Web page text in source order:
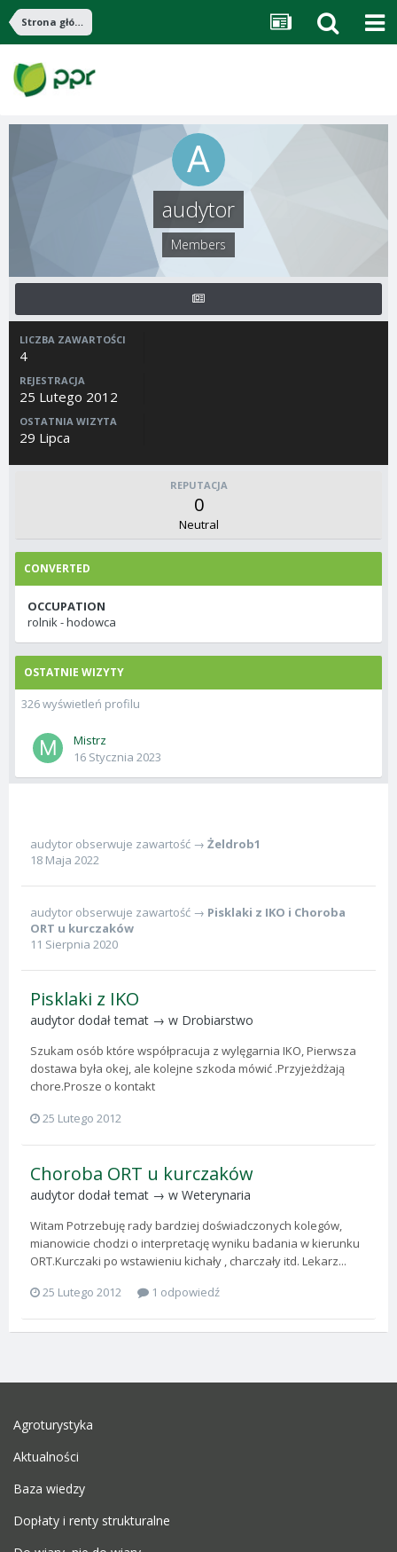
Strona główna
audytor
Members
LICZBA ZAWARTOŚCI
4
REJESTRACJA
25 Lutego 2012
OSTATNIA WIZYTA
29 Lipca
REPUTACJA
0
Neutral
CONVERTED
OCCUPATION
rolnik - hodowca
OSTATNIE WIZYTY
326 wyświetleń profilu
Mistrz
16 Stycznia 2023
audytor obserwuje zawartość → Żeldrob1
18 Maja 2022
audytor obserwuje zawartość → Pisklaki z IKO i Choroba
ORT u kurczaków
11 Sierpnia 2020
Pisklaki z IKO
audytor dodał temat → w Drobiarstwo
Szukam osób które współpracuja z wylęgarnia IKO, Pierwsza
dostawa była okej, ale kolejne szkoda mówić .Przyjeżdżają
chore.Prosze o kontakt
25 Lutego 2012
Choroba ORT u kurczaków
audytor dodał temat → w Weterynaria
Witam Potrzebuję rady bardziej doświadczonych kolegów,
mianowicie chodzi o interpretację wyniku badania w kierunku
ORT.Kurczaki po wstawieniu kichały , charczały itd. Lekarz...
25 Lutego 2012
1 odpowiedź
Agroturystyka
Aktualności
Baza wiedzy
Dopłaty i renty strukturalne